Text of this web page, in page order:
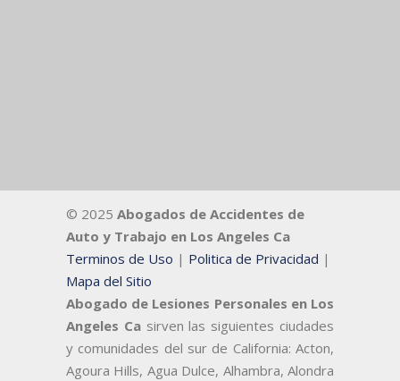
© 2025 Abogados de Accidentes de
Auto y Trabajo en Los Angeles Ca
Terminos de Uso | Politica de Privacidad |
Mapa del Sitio
Abogado de Lesiones Personales en Los
Angeles Casirven las siguientes ciudades
y comunidades del sur de California: Acton,
Agoura Hills, Agua Dulce, Alhambra, Alondra